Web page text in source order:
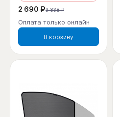
2 690 ₽3 838 ₽
Оплата только онлайн
В корзину